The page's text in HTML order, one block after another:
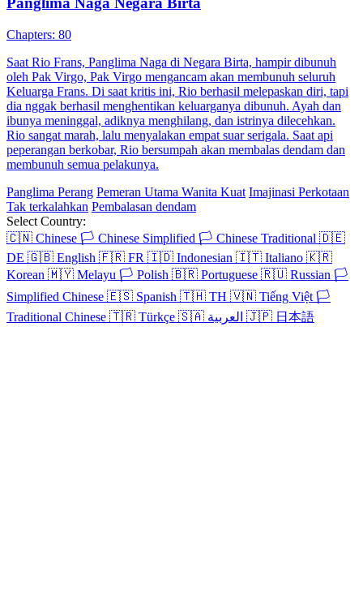
Chapters: 80
Saat Rio Frans, Panglima Naga di Negara Birta, hampir dibunuh
oleh Pak Virgo, Pak Virgo mengancam akan membunuh seluruh
Keluarga Frans. Di saat kritis ini, Rio berhasil melepaskan diri, tapi
dia nggak berhasil menghentikan keluarganya dibunuh. Ayah dan
ibunya meninggal, adiknya menghilang, dan istrinya dilecehkan.
Rio sangat marah, lalu menyalakan empat suar serigala. Saat api
peperangan berkobar, Rio bersumpah akan membalas dendam dan
membunuh semua pelakunya.
Panglima Perang Pemeran Utama Wanita Kuat Imajinasi Perkotaan
Tak terkalahkan Pembalasan dendam
Select Country:
🇨🇳 Chinese 🏳️ Chinese Simplified 🏳️ Chinese Traditional 🇩🇪
DE 🇬🇧 English 🇫🇷 FR 🇮🇩 Indonesian 🇮🇹 Italiano 🇰🇷
Korean 🇲🇾 Melayu 🏳️ Polish 🇧🇷 Portuguese 🇷🇺 Russian 🏳️
Simplified Chinese 🇪🇸 Spanish 🇹🇭 TH 🇻🇳 Tiếng Việt 🏳️
Traditional Chinese 🇹🇷 Türkçe 🇸🇦 🇯🇵 日本語